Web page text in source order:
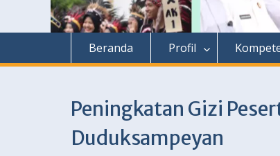
Beranda Profil
Peningkatan Gizi
Duduksampeyan